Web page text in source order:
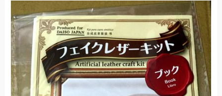
所以一個不小心就給它點點點點到購物車了
あわせて読みたい
別府百貨【youme Town】別忘了
還有這家阿！大創,超市,鞋店,女裝
應有盡有